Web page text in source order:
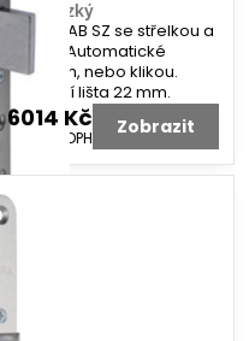
FAB úzký
FAB SZ se střelkou a
Automatické
klíčem, nebo klikou.
Čelní lišta 22 mm.
6014 Kč
Kč bez DPH Zobrazit